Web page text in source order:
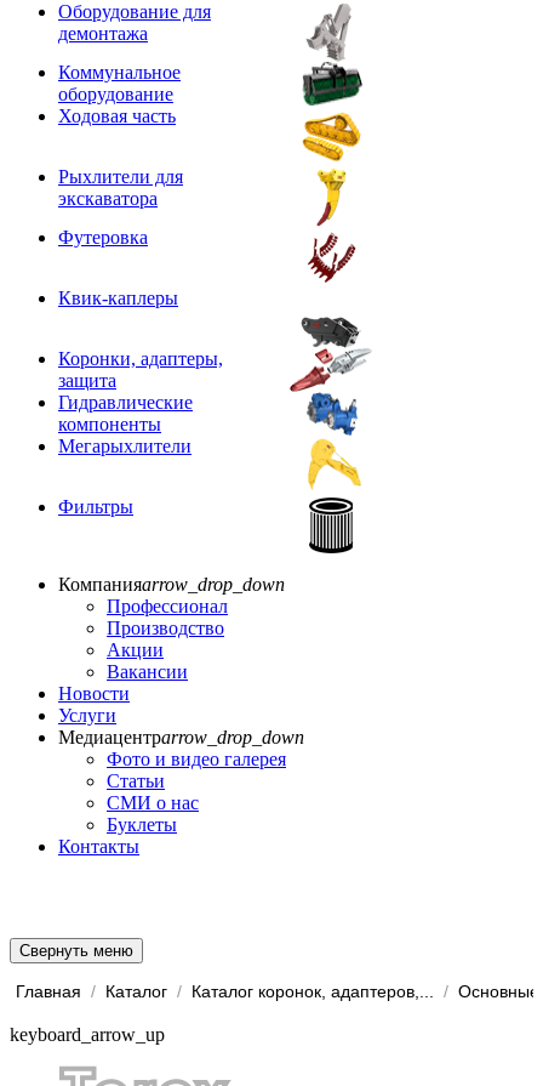
Оборудование для
демонтажа
Коммунальное
оборудование
Ходовая часть
Рыхлители для
экскаватора
Футеровка
Квик-каплеры
Коронки, адаптеры,
защита
Гидравлические
компоненты
Мегарыхлители
Фильтры
Компанияarrow_drop_down
Профессионал
Производство
Акции
Вакансии
Новости
Услуги
Медиацентрarrow_drop_down
Фото и видео галерея
Статьи
СМИ о нас
Буклеты
Контакты
Свернуть меню
Главная / Каталог / Каталог коронок, адаптеров,... / Основные
keyboard_arrow_up